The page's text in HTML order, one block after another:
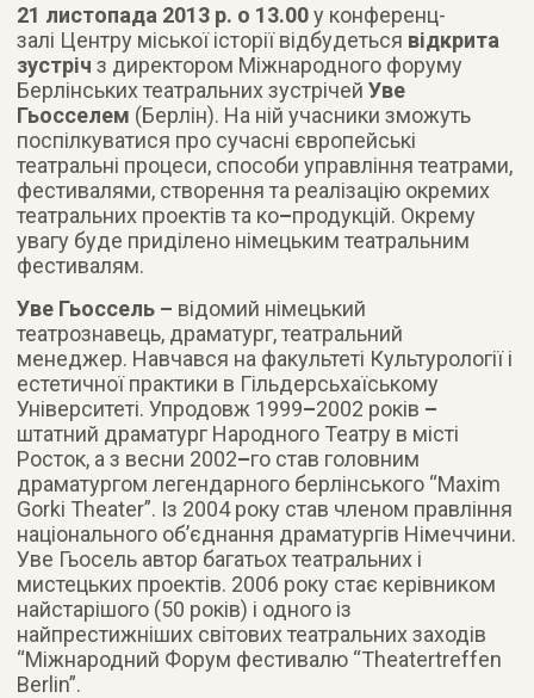
21 листопада 2013 р. о 13.00у конференц-
залі Центру міської історії відбудеться відкрита
зустріч з директором Міжнародного форуму
Берлінських театральних зустрічейУве
Гьосселем (Берлін). На ній учасники зможуть
поспілкуватися про сучасні європейські
театральні процеси, способи управління театрами,
фестивалями, створення та реалізацію окремих
театральних проектів та ко–продукцій. Окрему
увагу буде приділено німецьким театральним
фестивалям.
Уве Гьоссель – відомий німецький
театрознавець, драматург, театральний
менеджер. Навчався на факультеті Культурології і
естетичної практики в Гільдерсьхаїському
Університеті. Упродовж 1999–2002 років –
штатний драматург Народного Театру в місті
Росток, а з весни 2002–го став головним
драматургом легендарного берлінського “Maxim
Gorki Theater”. Із 2004 року став членом правління
національного об’єднання драматургів Німеччини.
Уве Гьосель автор багатьох театральних і
мистецьких проектів. 2006 року стає керівником
найстарішого (50 років) і одного із
найпрестижніших світових театральних заходів
“Міжнародний Форум фестивалю “Theatertreffen
Berlin”.